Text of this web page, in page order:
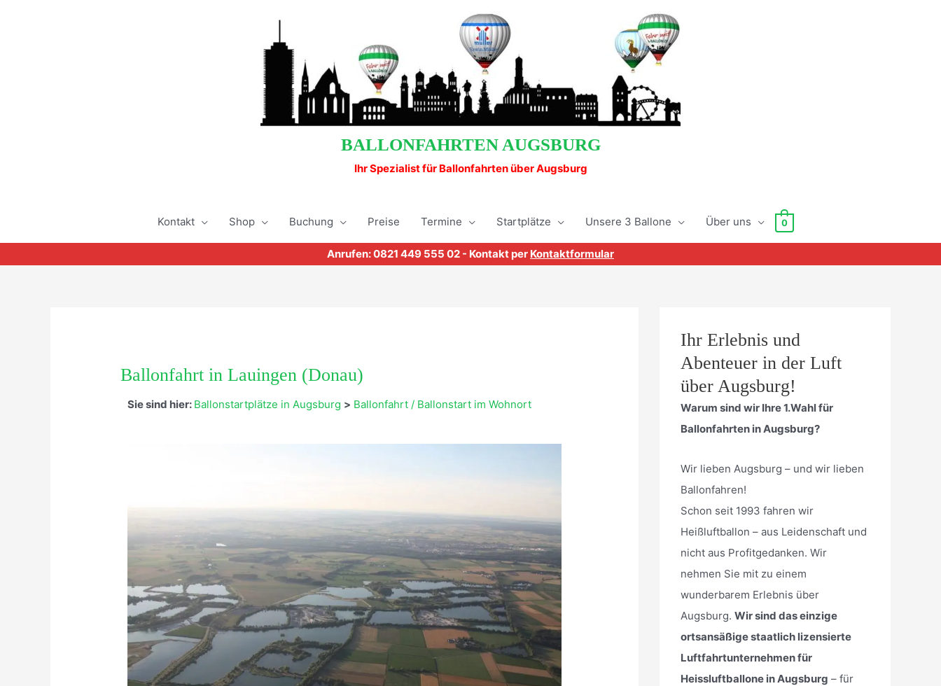
BALLONFAHRTEN AUGSBURG
Ihr Spezialist für Ballonfahrten über Augsburg
Kontakt Shop Buchung Preise Termine Startplätze Unsere 3 Ballone Über uns 0
Anrufen: 0821 449 555 02 - Kontakt per Kontaktformular
Ballonfahrt in Lauingen (Donau)
Sie sind hier: Ballonstartplätze in Augsburg > Ballonfahrt / Ballonstart im Wohnort
Ihr Erlebnis und
Abenteuer in der Luft
über Augsburg!
Warum sind wir Ihre 1.Wahl für
Ballonfahrten in Augsburg?
Wir lieben Augsburg – und wir lieben
Ballonfahren!
Schon seit 1993 fahren wir
Heißluftballon – aus Leidenschaft und
nicht aus Profitgedanken. Wir
nehmen Sie mit zu einem
wunderbarem Erlebnis über
Augsburg. Wir sind das einzige
ortsansäßige staatlich lizensierte
Luftfahrtunternehmen für
Heissluftballone in Augsburg – für